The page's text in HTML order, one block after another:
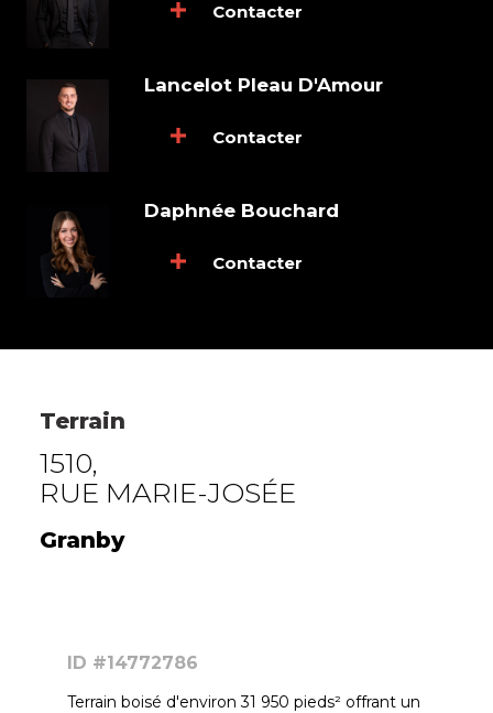
Contacter
Lancelot Pleau D'Amour
Contacter
Daphnée Bouchard
Contacter
Terrain
1510,
RUE MARIE-JOSÉE
Granby
ID #14772786
Terrain boisé d'environ 31 950 pieds² offrant un